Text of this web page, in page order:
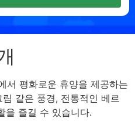
서 평화로운 휴양을 제공하는
같은 풍경, 전통적인 베르
을 즐길 수 있습니다.